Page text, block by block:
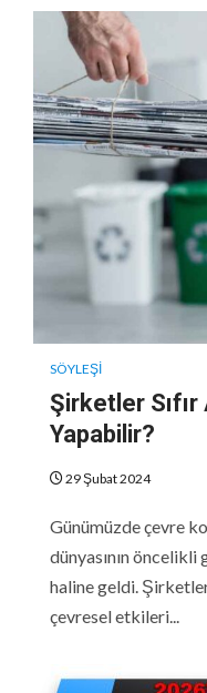
SÖYLEŞI
Şirketler
Yapabilir?
29 Şubat 2024
Günümüzde çevre
dünyasının
haline geldi.
çevresel etkileri...